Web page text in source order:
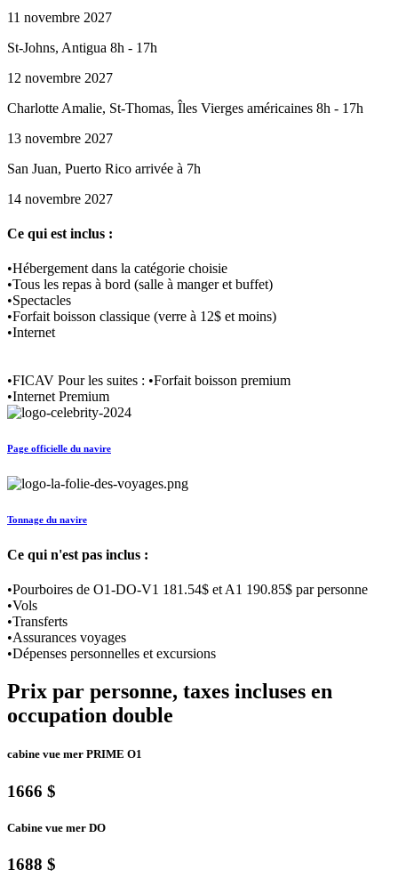
11 novembre 2027
St-Johns, Antigua 8h - 17h
12 novembre 2027
Charlotte Amalie, St-Thomas, Îles Vierges américaines 8h - 17h
13 novembre 2027
San Juan, Puerto Rico arrivée à 7h
14 novembre 2027
Ce qui est inclus :
•Hébergement dans la catégorie choisie
•Tous les repas à bord (salle à manger et buffet)
•Spectacles
•Forfait boisson classique (verre à 12$ et moins)
•Internet
•FICAV Pour les suites : •Forfait boisson premium
•Internet Premium
Page officielle du navire
Tonnage du navire
Ce qui n'est pas inclus :
•Pourboires de O1-DO-V1 181.54$ et A1 190.85$ par personne
•Vols
•Transferts
•Assurances voyages
•Dépenses personnelles et excursions
Prix par personne, taxes incluses en
occupation double
cabine vue mer PRIME O1
1666 $
Cabine vue mer DO
1688 $